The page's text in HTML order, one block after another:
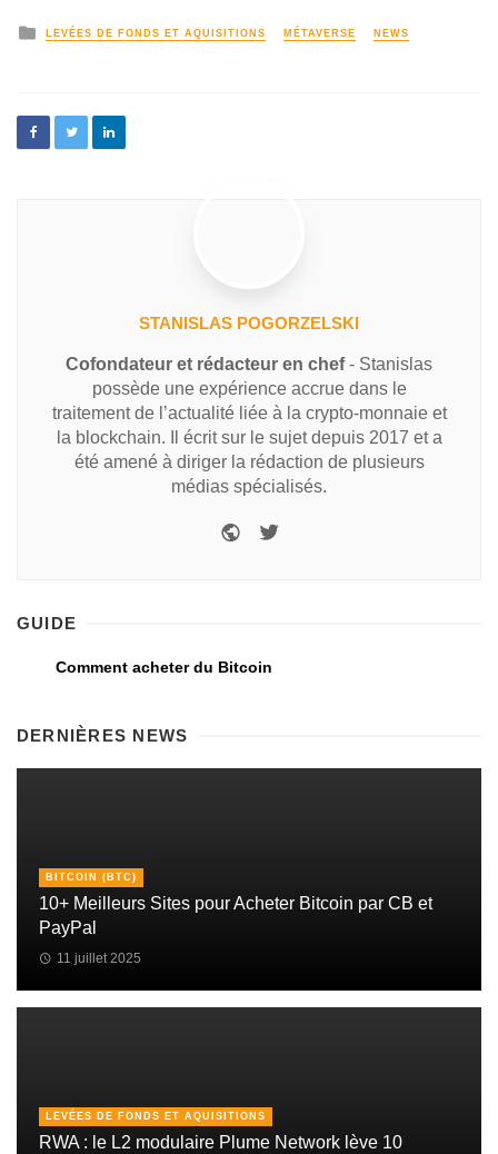
LEVÉES DE FONDS ET AQUISITIONS MÉTAVERSE NEWS
STANISLAS POGORZELSKI
Cofondateur et rédacteur en chef- Stanislas
possède une expérience accrue dans le
traitement de l’actualité liée à la crypto-monnaie et
la blockchain. Il écrit sur le sujet depuis 2017 et a
été amené à diriger la rédaction de plusieurs
médias spécialisés.
GUIDE
Comment acheter du Bitcoin
DERNIÈRES NEWS
BITCOIN (BTC)
10+ Meilleurs Sites pour Acheter Bitcoin par CB et
PayPal
11 juillet 2025
LEVÉES DE FONDS ET AQUISITIONS
RWA : le L2 modulaire Plume Network lève 10